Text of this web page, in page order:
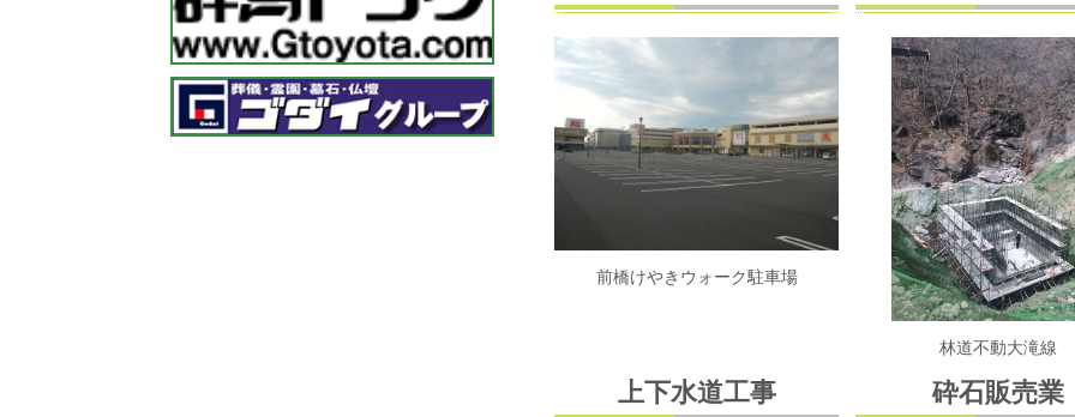
前橋けやきウォーク駐車場
林道不動大滝線
上下水道工事 砕石販売業